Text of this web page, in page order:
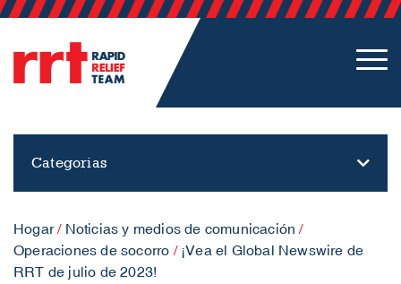
Categorias
Hogar/ Noticias y medios de comunicación /
Operaciones de socorro / ¡Vea el Global Newswire de
RRT de julio de 2023!